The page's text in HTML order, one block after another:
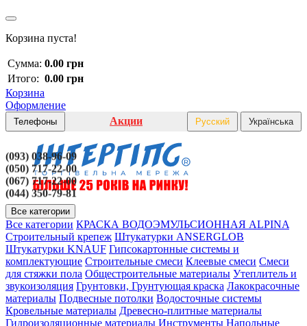
Корзина пуста!
Сумма: 0.00 грн
Итого: 0.00 грн
Корзина
Оформление
Телефоны
(093) 038-96-09
(050) 717-22-00
(067) 717-22-00
(044) 350-79-81
Акции Русский Українська
Все категории
Все категории КРАСКА ВОДОЭМУЛЬСИОННАЯ ALPINA
Строительный крепеж Штукатурки ANSERGLOB
Штукатурки KNAUF Гипсокартонные системы и
комплектующие Строительные смеси Клеевые смеси Смеси
для стяжки пола Общестроительные материалы Утеплитель и
звукоизоляция Грунтовки, Грунтующая краска Лакокрасочные
материалы Подвесные потолки Водосточные системы
Кровельные материалы Древесно-плитные материалы
Гидроизоляционные материалы Инструменты Напольные